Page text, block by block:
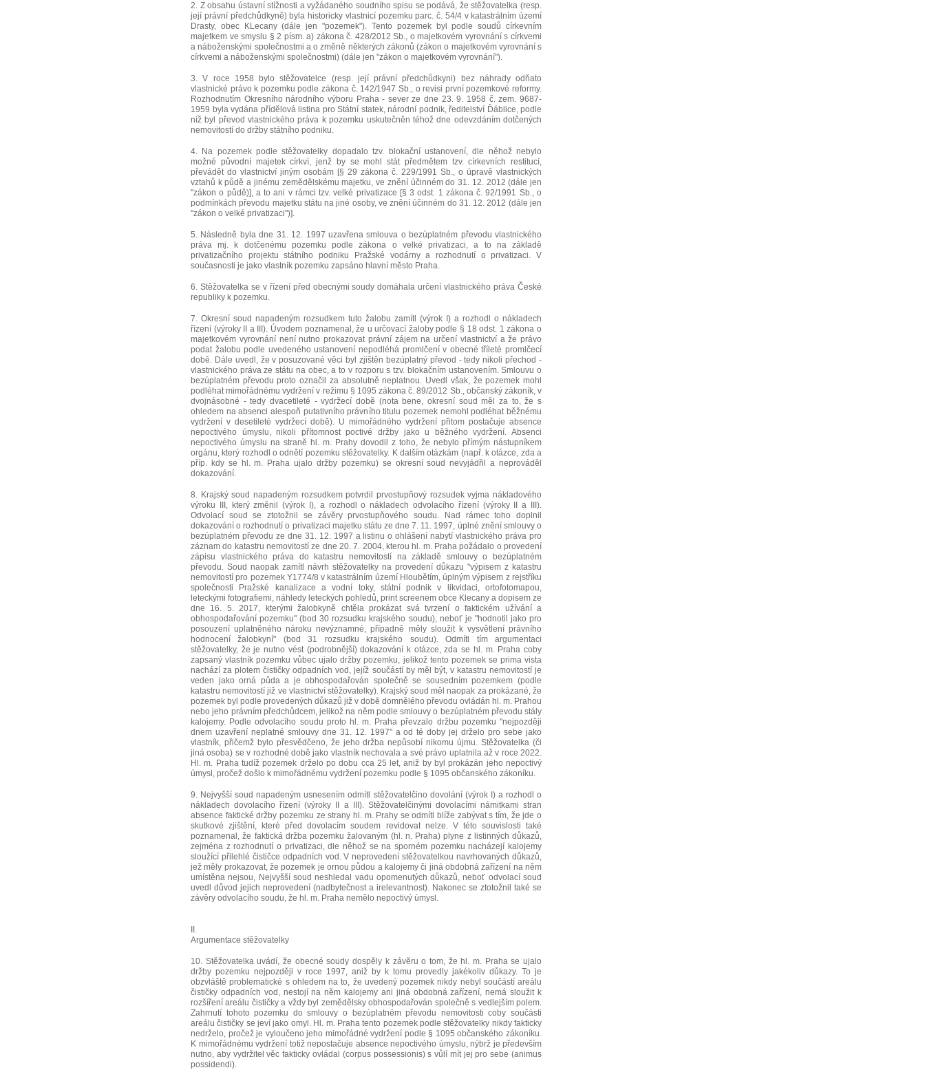
2. Z obsahu ústavní stížnosti a vyžádaného soudního spisu se podává, že stěžovatelka (resp.
její právní předchůdkyně) byla historicky vlastnicí pozemku parc. č. 54/4 v katastrálním území
Drasty, obec KLecany (dále jen "pozemek"). Tento pozemek byl podle soudů církevním
majetkem ve smyslu § 2 písm. a) zákona č. 428/2012 Sb., o majetkovém vyrovnání s církvemi
a náboženskými společnostmi a o změně některých zákonů (zákon o majetkovém vyrovnání s
církvemi a náboženskými společnostmi) (dále jen "zákon o majetkovém vyrovnání").
3. V roce 1958 bylo stěžovatelce (resp. její právní předchůdkyni) bez náhrady odňato
vlastnické právo k pozemku podle zákona č. 142/1947 Sb., o revisi první pozemkové reformy.
Rozhodnutím Okresního národního výboru Praha - sever ze dne 23. 9. 1958 č. zem. 9687-
1959 byla vydána přídělová listina pro Státní statek, národní podnik, ředitelství Ďáblice, podle
níž byl převod vlastnického práva k pozemku uskutečněn téhož dne odevzdáním dotčených
nemovitostí do držby státního podniku.
4. Na pozemek podle stěžovatelky dopadalo tzv. blokační ustanovení, dle něhož nebylo
možné původní majetek církví, jenž by se mohl stát předmětem tzv. církevních restitucí,
převádět do vlastnictví jiným osobám [§ 29 zákona č. 229/1991 Sb., o úpravě vlastnických
vztahů k půdě a jinému zemědělskému majetku, ve znění účinném do 31. 12. 2012 (dále jen
"zákon o půdě)], a to ani v rámci tzv. velké privatizace [§ 3 odst. 1 zákona č. 92/1991 Sb., o
podmínkách převodu majetku státu na jiné osoby, ve znění účinném do 31. 12. 2012 (dále jen
"zákon o velké privatizaci")].
5. Následně byla dne 31. 12. 1997 uzavřena smlouva o bezúplatném převodu vlastnického
práva mj. k dotčenému pozemku podle zákona o velké privatizaci, a to na základě
privatizačního projektu státního podniku Pražské vodárny a rozhodnutí o privatizaci. V
současnosti je jako vlastník pozemku zapsáno hlavní město Praha.
6. Stěžovatelka se v řízení před obecnými soudy domáhala určení vlastnického práva České
republiky k pozemku.
7. Okresní soud napadeným rozsudkem tuto žalobu zamítl (výrok I) a rozhodl o nákladech
řízení (výroky II a III). Úvodem poznamenal, že u určovací žaloby podle § 18 odst. 1 zákona o
majetkovém vyrovnání není nutno prokazovat právní zájem na určení vlastnictví a že právo
podat žalobu podle uvedeného ustanovení nepodléhá promlčení v obecné tříleté promlčecí
době. Dále uvedl, že v posuzované věci byl zjištěn bezúplatný převod - tedy nikoli přechod -
vlastnického práva ze státu na obec, a to v rozporu s tzv. blokačním ustanovením. Smlouvu o
bezúplatném převodu proto označil za absolutně neplatnou. Uvedl však, že pozemek mohl
podléhat mimořádnému vydržení v režimu § 1095 zákona č. 89/2012 Sb., občanský zákoník, v
dvojnásobné - tedy dvacetileté - vydržecí době (nota bene, okresní soud měl za to, že s
ohledem na absenci alespoň putativního právního titulu pozemek nemohl podléhat běžnému
vydržení v desetileté vydržecí době). U mimořádného vydržení přitom postačuje absence
nepoctivého úmyslu, nikoli přítomnost poctivé držby jako u běžného vydržení. Absenci
nepoctivého úmyslu na straně hl. m. Prahy dovodil z toho, že nebylo přímým nástupníkem
orgánu, který rozhodl o odnětí pozemku stěžovatelky. K dalším otázkám (např. k otázce, zda a
příp. kdy se hl. m. Praha ujalo držby pozemku) se okresní soud nevyjádřil a neprováděl
dokazování.
8. Krajský soud napadeným rozsudkem potvrdil prvostupňový rozsudek vyjma nákladového
výroku III, který změnil (výrok I), a rozhodl o nákladech odvolacího řízení (výroky II a III).
Odvolací soud se ztotožnil se závěry prvostupňového soudu. Nad rámec toho doplnil
dokazování o rozhodnutí o privatizaci majetku státu ze dne 7. 11. 1997, úplné znění smlouvy o
bezúplatném převodu ze dne 31. 12. 1997 a listinu o ohlášení nabytí vlastnického práva pro
záznam do katastru nemovitostí ze dne 20. 7. 2004, kterou hl. m. Praha požádalo o provedení
zápisu vlastnického práva do katastru nemovitostí na základě smlouvy o bezúplatném
převodu. Soud naopak zamítl návrh stěžovatelky na provedení důkazu "výpisem z katastru
nemovitostí pro pozemek Y1774/8 v katastrálním území Hloubětím, úplným výpisem z rejstříku
společnosti Pražské kanalizace a vodní toky, státní podnik v likvidaci, ortofotomapou,
leteckými fotografiemi, náhledy leteckých pohledů, print screenem obce Klecany a dopisem ze
dne 16. 5. 2017, kterými žalobkyně chtěla prokázat svá tvrzení o faktickém užívání a
obhospodařování pozemku" (bod 30 rozsudku krajského soudu), neboť je "hodnotil jako pro
posouzení uplatněného nároku nevýznamné, případně měly sloužit k vysvětlení právního
hodnocení žalobkyní" (bod 31 rozsudku krajského soudu). Odmítl tím argumentaci
stěžovatelky, že je nutno vést (podrobnější) dokazování k otázce, zda se hl. m. Praha coby
zapsaný vlastník pozemku vůbec ujalo držby pozemku, jelikož tento pozemek se prima vista
nachází za plotem čističky odpadních vod, jejíž součástí by měl být, v katastru nemovitostí je
veden jako orná půda a je obhospodařován společně se sousedním pozemkem (podle
katastru nemovitostí již ve vlastnictví stěžovatelky). Krajský soud měl naopak za prokázané, že
pozemek byl podle provedených důkazů již v době domnělého převodu ovládán hl. m. Prahou
nebo jeho právním předchůdcem, jelikož na něm podle smlouvy o bezúplatném převodu stály
kalojemy. Podle odvolacího soudu proto hl. m. Praha převzalo držbu pozemku "nejpozději
dnem uzavření neplatné smlouvy dne 31. 12. 1997" a od té doby jej drželo pro sebe jako
vlastník, přičemž bylo přesvědčeno, že jeho držba nepůsobí nikomu újmu. Stěžovatelka (či
jiná osoba) se v rozhodné době jako vlastník nechovala a své právo uplatnila až v roce 2022.
Hl. m. Praha tudíž pozemek drželo po dobu cca 25 let, aniž by byl prokázán jeho nepoctivý
úmysl, pročež došlo k mimořádnému vydržení pozemku podle § 1095 občanského zákoníku.
9. Nejvyšší soud napadeným usnesením odmítl stěžovatelčino dovolání (výrok I) a rozhodl o
nákladech dovolacího řízení (výroky II a III). Stěžovatelčinými dovolacími námitkami stran
absence faktické držby pozemku ze strany hl. m. Prahy se odmítl blíže zabývat s tím, že jde o
skutkové zjištění, které před dovolacím soudem revidovat nelze. V této souvislosti také
poznamenal, že faktická držba pozemku žalovaným (hl. n. Praha) plyne z listinných důkazů,
zejména z rozhodnutí o privatizaci, dle něhož se na sporném pozemku nacházejí kalojemy
sloužící přilehlé čističce odpadních vod. V neprovedení stěžovatelkou navrhovaných důkazů,
jež měly prokazovat, že pozemek je ornou půdou a kalojemy či jiná obdobná zařízení na něm
umístěna nejsou, Nejvyšší soud neshledal vadu opomenutých důkazů, neboť odvolací soud
uvedl důvod jejich neprovedení (nadbytečnost a irelevantnost). Nakonec se ztotožnil také se
závěry odvolacího soudu, že hl. m. Praha nemělo nepoctivý úmysl.
II.
Argumentace stěžovatelky
10. Stěžovatelka uvádí, že obecné soudy dospěly k závěru o tom, že hl. m. Praha se ujalo
držby pozemku nejpozději v roce 1997, aniž by k tomu provedly jakékoliv důkazy. To je
obzvláště problematické s ohledem na to, že uvedený pozemek nikdy nebyl součástí areálu
čističky odpadních vod, nestojí na něm kalojemy ani jiná obdobná zařízení, nemá sloužit k
rozšíření areálu čističky a vždy byl zemědělsky obhospodařován společně s vedlejším polem.
Zahrnutí tohoto pozemku do smlouvy o bezúplatném převodu nemovitosti coby součásti
areálu čističky se jeví jako omyl. Hl. m. Praha tento pozemek podle stěžovatelky nikdy fakticky
nedrželo, pročež je vyloučeno jeho mimořádné vydržení podle § 1095 občanského zákoníku.
K mimořádnému vydržení totiž nepostačuje absence nepoctivého úmyslu, nýbrž je především
nutno, aby vydržitel věc fakticky ovládal (corpus possessionis) s vůlí mít jej pro sebe (animus
possidendi).